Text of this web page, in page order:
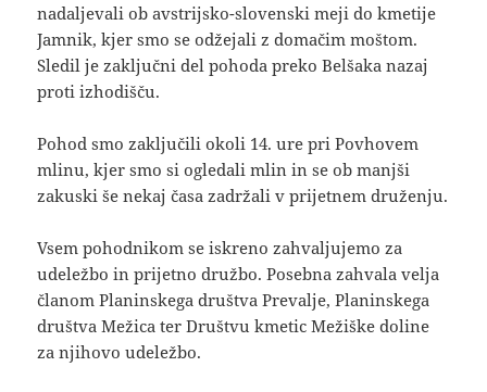
nadaljevali ob avstrijsko-slovenski meji do kmetije
Jamnik, kjer smo se odžejali z domačim moštom.
Sledil je zaključni del pohoda preko Belšaka nazaj
proti izhodišču.
Pohod smo zaključili okoli 14. ure pri Povhovem
mlinu, kjer smo si ogledali mlin in se ob manjši
zakuski še nekaj časa zadržali v prijetnem druženju.
Vsem pohodnikom se iskreno zahvaljujemo za
udeležbo in prijetno družbo. Posebna zahvala velja
članom Planinskega društva Prevalje, Planinskega
društva Mežica ter Društvu kmetic Mežiške doline
za njihovo udeležbo.